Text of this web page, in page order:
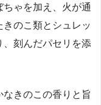
ちゃを加え、火が通
のこ類とシュレッ
、刻んだパセリを添
きのこの香りと旨